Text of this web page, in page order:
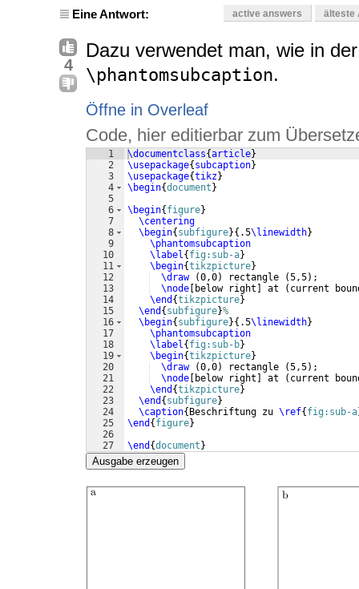
Eine Antwort: active answers älteste
4
Dazu verwendet man, wie in
\phantomsubcaption.
Öffne in Overleaf
Code, hier editierbar zum
1
2
3
4
5
6
7
8
9
10
11
12
13
14
15
16
17
18
19
20
21
22
23
24
25
26
27
\documentclass{article}
\usepackage{ subcaption}
\usepackage{tikz}
\begin{document }
\begin{ figure}
\centering
\begin{ subfigure}{ .5\linewidth}
\phantomsubcaption
\label{ fig:sub-a}
\begin{tikzpicture}
\draw
(0,0) rectangle (5,5) ;
\node
below right at ( current
\end {tikzpicture}
\end { subfigure}%
\begin{ subfigure}{ .5\linewidth}
\phantomsubcaption
\label{ fig:sub-b}
\begin{tikzpicture}
\draw
(0,0) rectangle (5,5) ;
\node
below right at ( current
\end {tikzpicture}
\end { subfigure}
\caption{ Beschriftung zu \ref{ fig:sub-a
\end { figure}
\end {document }
Ausgabe erzeugen